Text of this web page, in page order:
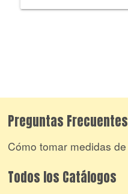
Preguntas Frecuentes
Cómo tomar medidas
Todos los Catálogos